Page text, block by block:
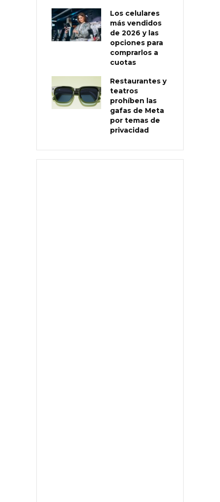
Los celulares
más vendidos
de 2026 y las
opciones para
comprarlos a
cuotas
Restaurantes y
teatros
prohíben las
gafas de Meta
por temas de
privacidad